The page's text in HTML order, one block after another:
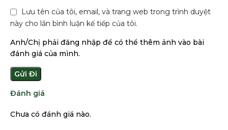
Đánh giá
Chưa có đánh giá nào.
Lưu tên của tôi, email, và trang web trong trình duyệt
này cho lần bình luận kế tiếp của tôi.
Anh/Chị phải đăng nhập để có thể thêm ảnh vào bài
đánh giá của mình.